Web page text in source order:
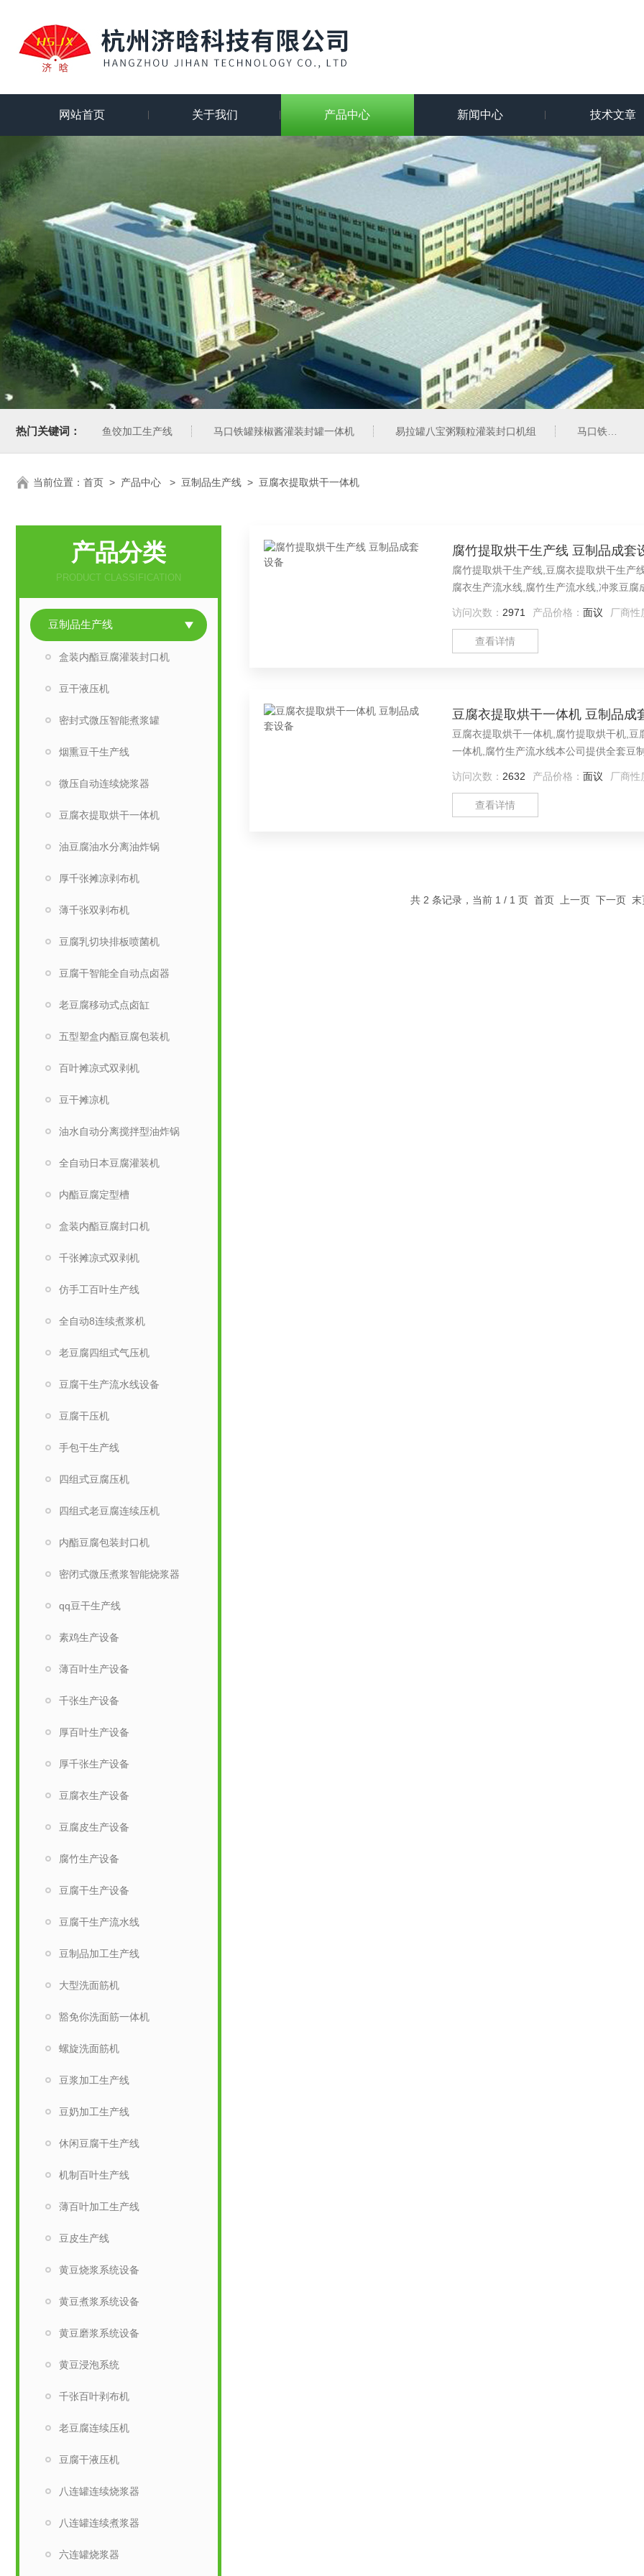
网站首页 关于我们 产品中心 新闻中心 技术文章
热门关键词： 鱼饺加工生产线 马口铁罐辣椒酱灌装封罐一体机 易拉罐八宝粥颗粒灌装封口机组 马口铁彩罐奶粉灌装封罐机组
当前位置： 首页 > 产品中心 > 豆制品生产线 > 豆腐衣提取烘干一体机
产品分类
PRODUCT CLASSIFICATION
豆制品生产线
盒装内酯豆腐灌装封口机
豆干液压机
密封式微压智能煮浆罐
烟熏豆干生产线
微压自动连续烧浆器
豆腐衣提取烘干一体机
油豆腐油水分离油炸锅
厚千张摊凉剥布机
薄千张双剥布机
豆腐乳切块排板喷菌机
豆腐干智能全自动点卤器
老豆腐移动式点卤缸
五型塑盒内酯豆腐包装机
百叶摊凉式双剥机
豆干摊凉机
油水自动分离搅拌型油炸锅
全自动日本豆腐灌装机
内酯豆腐定型槽
盒装内酯豆腐封口机
千张摊凉式双剥机
仿手工百叶生产线
全自动8连续煮浆机
老豆腐四组式气压机
豆腐干生产流水线设备
豆腐干压机
手包干生产线
四组式豆腐压机
四组式老豆腐连续压机
内酯豆腐包装封口机
密闭式微压煮浆智能烧浆器
qq豆干生产线
素鸡生产设备
薄百叶生产设备
千张生产设备
厚百叶生产设备
厚千张生产设备
豆腐衣生产设备
豆腐皮生产设备
腐竹生产设备
豆腐干生产设备
豆腐干生产流水线
豆制品加工生产线
大型洗面筋机
豁免你洗面筋一体机
螺旋洗面筋机
豆浆加工生产线
豆奶加工生产线
休闲豆腐干生产线
机制百叶生产线
薄百叶加工生产线
豆皮生产线
黄豆烧浆系统设备
黄豆煮浆系统设备
黄豆磨浆系统设备
黄豆浸泡系统
千张百叶剥布机
老豆腐连续压机
豆腐干液压机
八连罐连续烧浆器
八连罐连续煮浆器
六连罐烧浆器
腐竹提取烘干生产线 豆制品成套
腐竹提取烘干生产线,豆腐衣提取烘干生产
腐衣生产流水线,腐竹生产流水线,冲浆豆
访问次数： 2971 产品价格： 面议 厂商性
查看详情
豆腐衣提取烘干一体机 豆制品成
豆腐衣提取烘干一体机,腐竹提取烘干机,
一体机,腐竹生产流水线本公司提供全套豆
访问次数： 2632 产品价格： 面议 厂商性
查看详情
共 2 条记录，当前 1 / 1 页 首页 上一页 下一页